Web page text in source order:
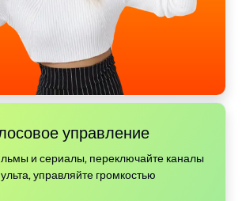
управление
и сериалы, переключайте каналы
управляйте громкостью